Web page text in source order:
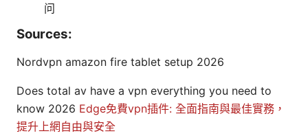
问
Sources:
Nordvpn amazon fire tablet setup 2026
Does total av have a vpn everything you need to
know 2026 Edge免費vpn插件: 全面指南與最佳實務，
提升上網自由與安全